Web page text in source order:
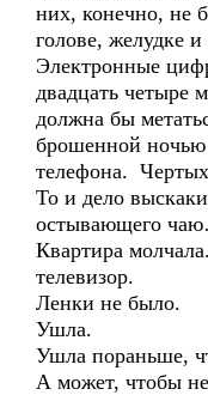
них, конечно, не
голове, желудке и
Электронные
двадцать четыре
должна бы
брошенной
телефона.
То и дело
остывающего
Квартира
телевизор.
Ленки не было.
Ушла.
Ушла пораньше,
А может, чтобы